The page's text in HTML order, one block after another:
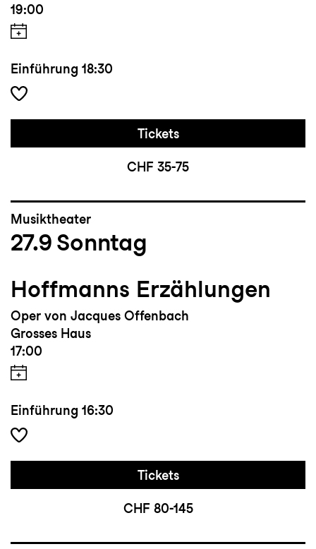
19:00
Einführung 18:30
Tickets
CHF 35-75
Musiktheater
27.9 Sonntag
Hoffmanns Erzählungen
Oper von Jacques Offenbach
Grosses Haus
17:00
Einführung 16:30
Tickets
CHF 80-145